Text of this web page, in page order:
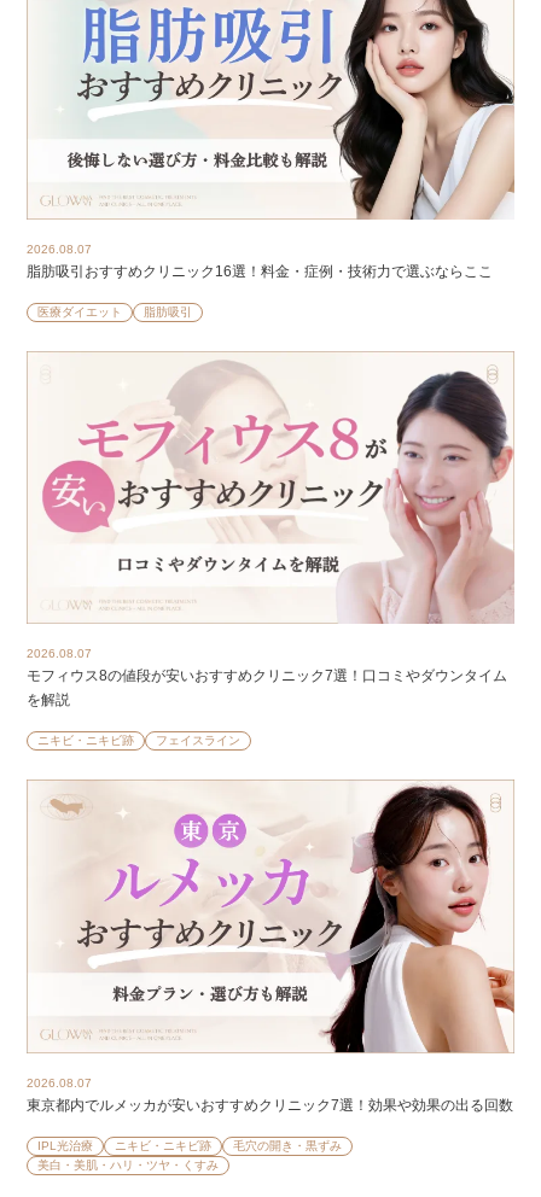
2026.08.07
脂肪吸引おすすめクリニック16選！料金・症例・技術力で選ぶならここ
医療ダイエット 脂肪吸引
2026.08.07
モフィウス8の値段が安いおすすめクリニック7選！口コミやダウンタイム
を解説
ニキビ・ニキビ跡 フェイスライン
2026.08.07
東京都内でルメッカが安いおすすめクリニック7選！効果や効果の出る回数
IPL光治療 ニキビ・ニキビ跡
毛穴の開き・黒ずみ
美白・美肌・ハリ・ツヤ・くすみ